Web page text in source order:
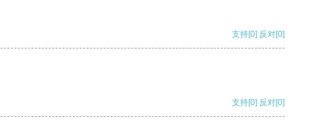
支持[0] 反对[0]
支持[0] 反对[0]